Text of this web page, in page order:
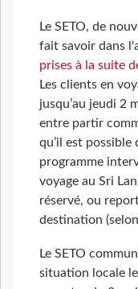
Le SETO, de
fait savoir dans
prises à la suite
Les clients en
jusqu’au jeudi 2
entre partir
qu’il est
programme
voyage au Sri
réservé, ou
destination
Le SETO
situation locale